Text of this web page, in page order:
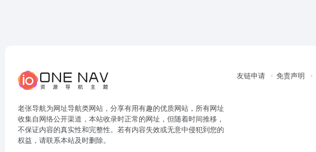
老张导航为网址导航类网站，分享有用有趣的优质网站，所有网址
收集自网络公开渠道，本站收录时正常的网址，但随着时间推移，
不保证内容的真实性和完整性。若有内容失效或无意中侵犯到您的
权益，请联系本站及时删除。
友链申请 免责声明